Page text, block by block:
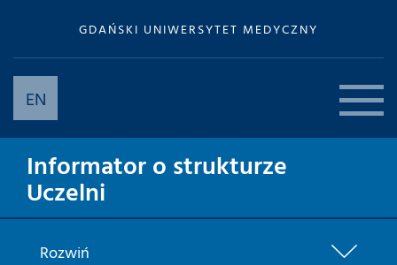
GDAŃSKI UNIWERSYTET MEDYCZNY
EN
Informator o strukturze
Uczelni
Rozwiń